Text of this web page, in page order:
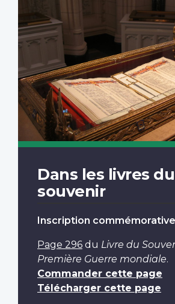
Dans les livres du
souvenir
Inscription commémorative
Page 296 du Livre du
Première Guerre mondiale.
Commander cette page
Télécharger cette page